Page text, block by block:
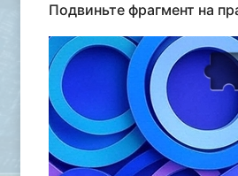
Подвиньте фрагмент на